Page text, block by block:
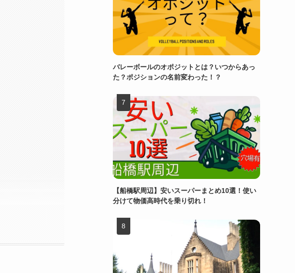
バレーボールのオポジットとは？いつからあっ
た？ポジションの名前変わった！？
【船橋駅周辺】安いスーパーまとめ10選！使い
分けて物価高時代を乗り切れ！